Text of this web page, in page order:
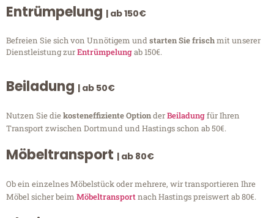
Entrümpelung | ab 150€
Befreien Sie sich von Unnötigem undstarten Sie frischmit unserer
Dienstleistung zurEntrümpelungab 150€.
Beiladung | ab 50€
Nutzen Sie diekosteneffiziente OptionderBeiladungfür Ihren
Transport zwischen Dortmund und Hastings schon ab 50€.
Möbeltransport | ab 80€
Ob ein einzelnes Möbelstück oder mehrere, wir transportieren Ihre
Möbel sicher beim Möbeltransportnach Hastings preiswert ab 80€.